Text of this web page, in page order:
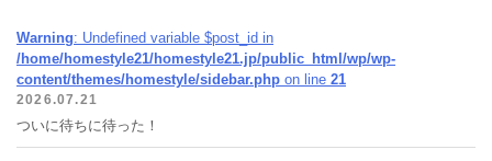
Warning: Undefined variable $post_id in
/home/homestyle21/homestyle21.jp/public_html/wp/wp-
content/themes/homestyle/sidebar.php on line 21
2026.07.21
ついに待ちに待った！